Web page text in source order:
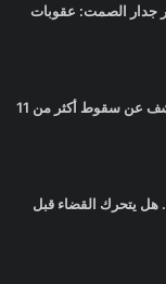
جدار الصمت: عقوبات
مجزرة في الجنوب: مصادر تكشف عن سقوط أكثر من 11
هل يتحرك القضاء قبل